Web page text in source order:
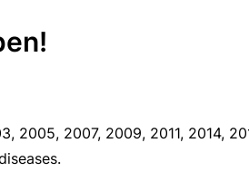
2007, 2009, 2011, 2014,